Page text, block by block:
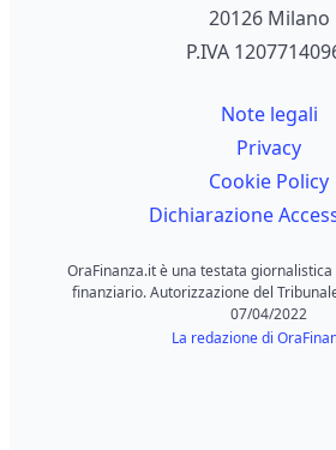
20126 Milano
P.IVA
Note legali
Privacy
Cookie Policy
Dichiarazione
OraFinanza.it è una testata
finanziario. Autorizzazione del
07/04/2022
La redazione di